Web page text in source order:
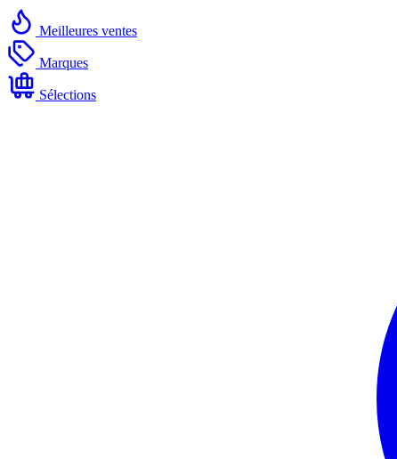
Meilleures ventes
Marques
Sélections